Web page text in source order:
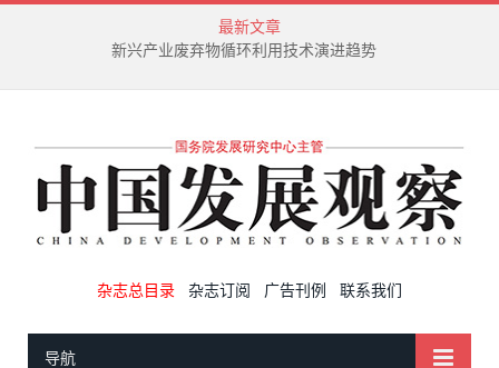
最新文章
新兴产业废弃物循环利用技术演进趋势
杂志总目录 杂志订阅 广告刊例 联系我们
导航